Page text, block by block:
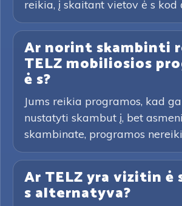
reikia, į skaitant vietov ė s kod
Ar norint skambinti
TELZ mobiliosios
ė s?
Jums reikia programos, kad
nustatyti skambut į, bet
skambinate, programos
Ar TELZ yra vizitin ė
s alternatyva?